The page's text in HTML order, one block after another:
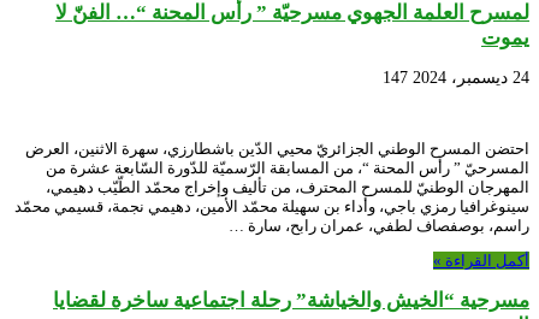
لمسرح العلمة الجهوي مسرحيّة ” رأس المحنة “… الفنّ لا
يموت
24 ديسمبر، 2024 147
احتضن المسرح الوطني الجزائريّ محيي الدّين باشطارزي، سهرة الاثنين، العرض
المسرحيّ ” رأس المحنة “، من المسابقة الرّسميّة للدّورة السّابعة عشرة من
المهرجان الوطنيّ للمسرح المحترف، من تأليف وإخراج محمّد الطّيّب دهيمي،
سينوغرافيا رمزي باجي، وأداء بن سهيلة محمّد الأمين، دهيمي نجمة، قسيمي محمّد
راسم، بوصفصاف لطفي، عمران رابح، سارة …
أكمل القراءة »
مسرحية “الخيش والخياشة” رحلة اجتماعية ساخرة لقضايا